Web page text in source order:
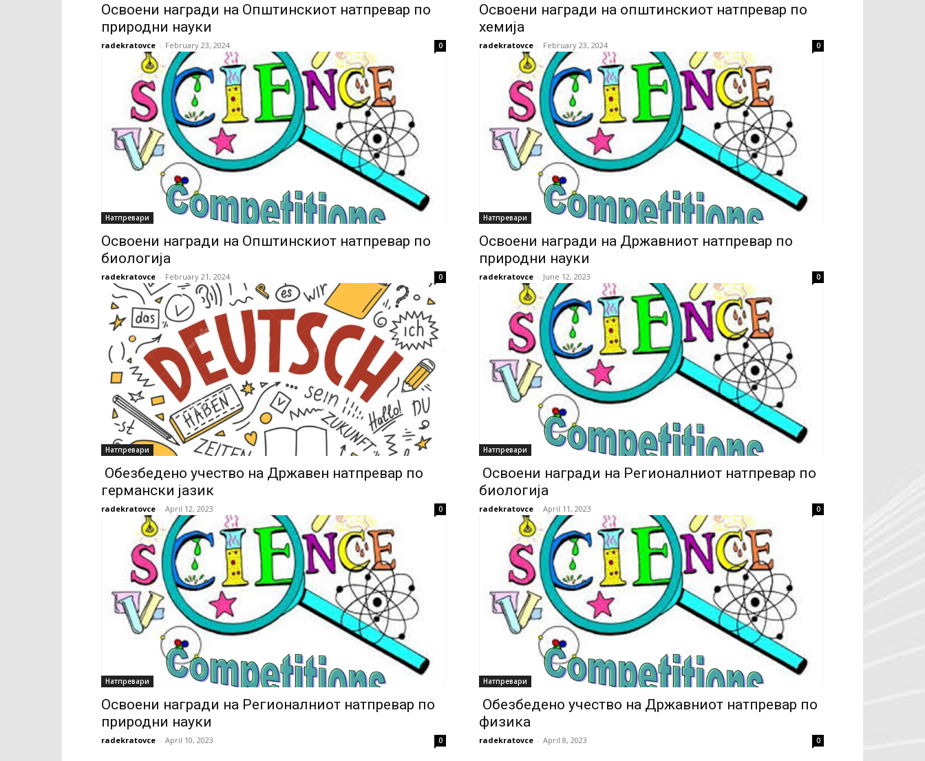
Освоени награди на Општинскиот натпревар по
природни науки
radekratovce - February 23, 2024 0
Освоени награди на општинскиот натпревар по
хемија
radekratovce - February 23, 2024 0
Натпревари
Освоени награди на Општинскиот натпревар по
биологија
radekratovce - February 21, 2024 0
Натпревари
Освоени награди на Државниот натпревар по
природни науки
radekratovce - June 12, 2023 0
Натпревари
Обезбедено учество на Државен натпревар по
германски јазик
radekratovce - April 12, 2023 0
Натпревари
Освоени награди на Регионалниот натпревар по
биологија
radekratovce - April 11, 2023 0
Натпревари
Освоени награди на Регионалниот натпревар по
природни науки
radekratovce - April 10, 2023 0
Натпревари
Обезбедено учество на Државниот натпревар по
физика
radekratovce - April 8, 2023 0